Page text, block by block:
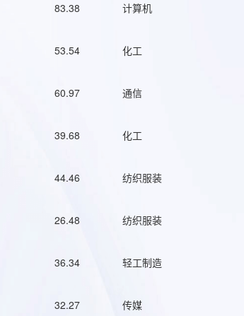
83.38 计算机
53.54 化工
60.97 通信
39.68 化工
44.46 纺织服装
26.48 纺织服装
36.34 轻工制造
32.27 传媒